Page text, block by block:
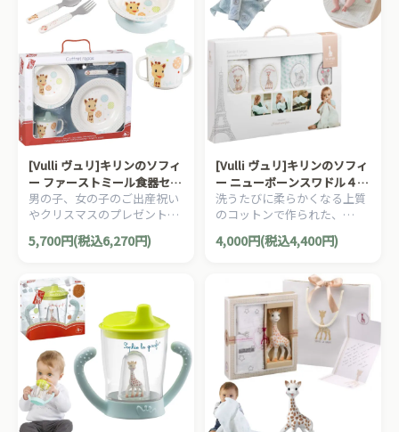
[Vulli ヴュリ]キリンのソフィ
ー ファーストミール食器セッ
ト（バルーン）
男の子、女の子のご出産祝い
やクリスマスのプレゼント、
1歳の誕生日プレゼントにオ
ススメな、フランスらしいデ
レクションシリーズです。
5,700円(税込6,270円)
[Vulli ヴュリ]キリンのソフィ
ー ニューボーンスワドル４枚
セット
洗うたびに柔らかくなる上質
のコットンで作られた、
70×70cmの使いやすいサイ
ズのおくるみ（スワドル）４
4,000円(税込4,400円)